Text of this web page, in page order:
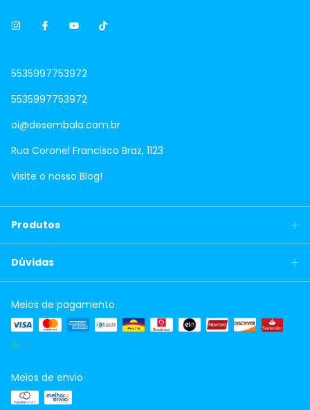
5535997753972
5535997753972
oi@desembala.com.br
Rua Coronel Francisco Braz, 1123
Visite o nosso Blog!
Produtos
Dúvidas
Meios de pagamento
Meios de envio